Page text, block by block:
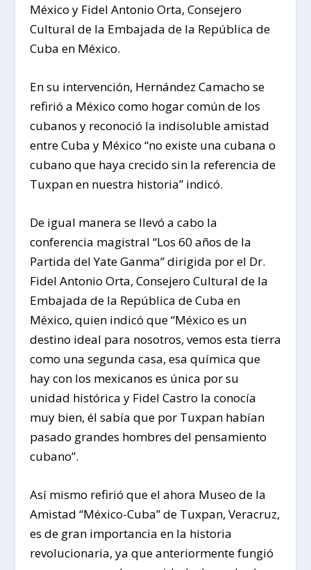
México y Fidel Antonio Orta, Consejero
Cultural de la Embajada de la República de
Cuba en México.
En su intervención, Hernández Camacho se
refirió a México como hogar común de los
cubanos y reconoció la indisoluble amistad
entre Cuba y México “no existe una cubana o
cubano que haya crecido sin la referencia de
Tuxpan en nuestra historia” indicó.
De igual manera se llevó a cabo la
conferencia magistral “Los 60 años de la
Partida del Yate Ganma” dirigida por el Dr.
Fidel Antonio Orta, Consejero Cultural de la
Embajada de la República de Cuba en
México, quien indicó que “México es un
destino ideal para nosotros, vemos esta tierra
como una segunda casa, esa química que
hay con los mexicanos es única por su
unidad histórica y Fidel Castro la conocía
muy bien, él sabía que por Tuxpan habían
pasado grandes hombres del pensamiento
cubano”.
Así mismo refirió que el ahora Museo de la
Amistad “México-Cuba” de Tuxpan, Veracruz,
es de gran importancia en la historia
revolucionaria, ya que anteriormente fungió